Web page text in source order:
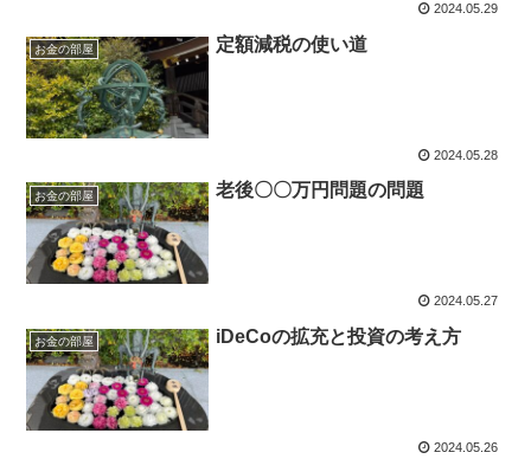
2024.05.29
お金の部屋 定額減税の使い道
2024.05.28
お金の部屋 老後〇〇万円問題の問題
2024.05.27
お金の部屋 iDeCoの拡充と投資の考え方
2024.05.26